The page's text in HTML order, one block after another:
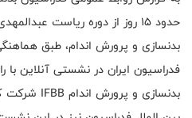
حدود 15 روز از دوره ریاست
بدنسازی و پرورش اندام، طبق
فدراسیون ایران در نشستی آنلاین با
بدنسازی و پرورش اندام IFBB شرکت